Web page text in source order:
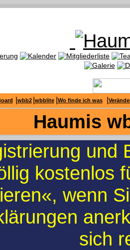
wbb2 wbblite Wo finde ich was
Haumis
und
kostenlos
wenn
sich